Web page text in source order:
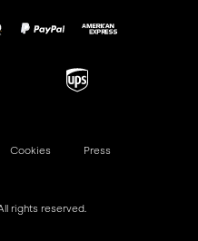
rights reserved.
Cookies Press